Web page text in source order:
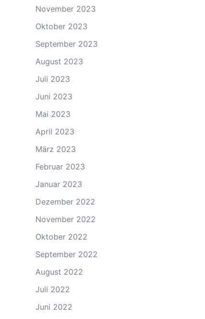
November 2023
Oktober 2023
September 2023
August 2023
Juli 2023
Juni 2023
Mai 2023
April 2023
März 2023
Februar 2023
Januar 2023
Dezember 2022
November 2022
Oktober 2022
September 2022
August 2022
Juli 2022
Juni 2022